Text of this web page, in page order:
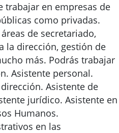
en empresas de
como privadas.
de secretariado,
la dirección, gestión de
más. Podrás trabajar
Asistente personal.
Asistente de
jurídico. Asistente en
Humanos.
en las